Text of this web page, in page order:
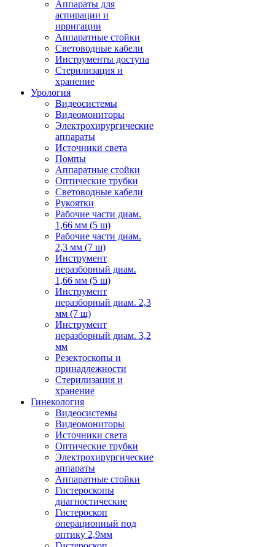
Аппараты для
аспирации и
ирригации
Аппаратные стойки
Световодные кабели
Инструменты доступа
Стерилизация и
хранение
Урология
Видеосистемы
Видеомониторы
Электрохирургические
аппараты
Источники света
Помпы
Аппаратные стойки
Оптические трубки
Световодные кабели
Рукоятки
Рабочие части диам.
1,66 мм (5 ш)
Рабочие части диам.
2,3 мм (7 ш)
Инструмент
неразборный диам.
1,66 мм (5 ш)
Инструмент
неразборный диам. 2,3
мм (7 ш)
Инструмент
неразборный диам. 3,2
мм
Резектоскопы и
принадлежности
Стерилизация и
хранение
Гинекология
Видеосистемы
Видеомониторы
Источники света
Оптические трубки
Электрохирургические
аппараты
Аппаратные стойки
Гистероскопы
диагностические
Гистероскоп
операционный под
оптику 2,9мм